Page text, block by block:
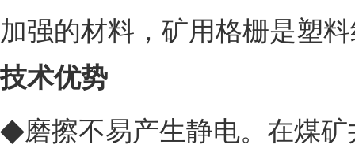
加强的材料，矿用格栅是塑
技术优势
◆磨擦不易产生静电。在煤